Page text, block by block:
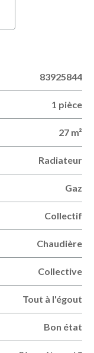
83925844
1 pièce
27 m²
Radiateur
Gaz
Collectif
Chaudière
Collective
Tout à l'égout
Bon état